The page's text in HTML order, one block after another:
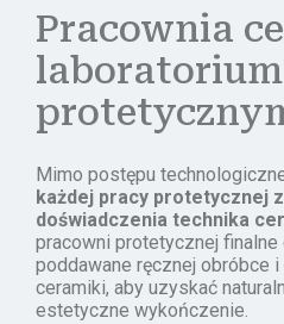
Pracownia
laboratorium
Mimo postępu
każdej pracy protetycznej
doświadczenia technika
pracowni protetycznej
poddawane ręcznej obróbce
ceramiki, aby uzyskać
estetyczne wykończenie.